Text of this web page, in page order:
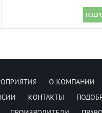
О КОМПАНИИ
КОНТАКТЫ